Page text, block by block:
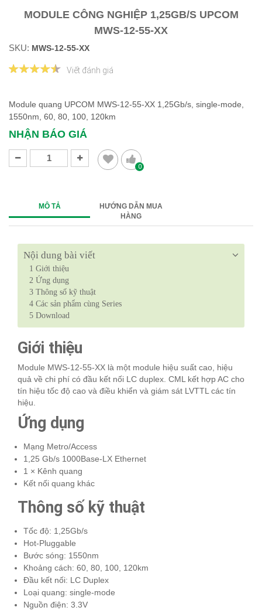
MODULE CÔNG NGHIỆP 1,25GB/S UPCOM
MWS-12-55-XX
SKU: MWS-12-55-XX
Viết đánh giá
Module quang UPCOM MWS-12-55-XX 1,25Gb/s, single-mode,
1550nm, 60, 80, 100, 120km
NHẬN BÁO GIÁ
0
MÔ TẢ
HƯỚNG DẪN MUA
HÀNG
Nội dung bài viết
1 Giới thiệu
2 Ứng dụng
3 Thông số kỹ thuật
4 Các sản phẩm cùng Series
5 Download
Giới thiệu
Module MWS-12-55-XX là một module hiệu suất cao, hiệu
quả về chi phí có đầu kết nối LC duplex. CML kết hợp AC cho
tín hiệu tốc độ cao và điều khiển và giám sát LVTTL các tín
hiệu.
Ứng dụng
Mạng Metro/Access
1,25 Gb/s 1000Base-LX Ethernet
1 × Kênh quang
Kết nối quang khác
Thông số kỹ thuật
Tốc độ: 1,25Gb/s
Hot-Pluggable
Bước sóng: 1550nm
Khoảng cách: 60, 80, 100, 120km
Đầu kết nối: LC Duplex
Loại quang: single-mode
Nguồn điện: 3.3V